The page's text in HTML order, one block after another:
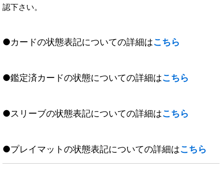
認下さい。
●カードの状態表記についての詳細はこちら
●鑑定済カードの状態についての詳細はこちら
●スリーブの状態表記についての詳細はこちら
●プレイマットの状態表記についての詳細はこちら